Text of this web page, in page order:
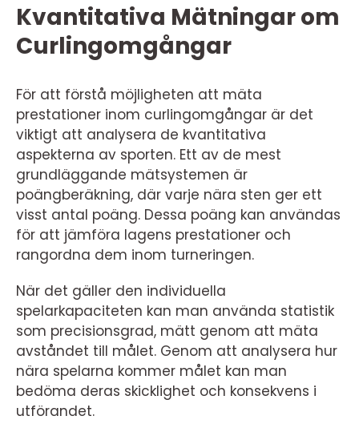
Kvantitativa Mätningar om
Curlingomgångar
För att förstå möjligheten att mäta
prestationer inom curlingomgångar är det
viktigt att analysera de kvantitativa
aspekterna av sporten. Ett av de mest
grundläggande mätsystemen är
poängberäkning, där varje nära sten ger ett
visst antal poäng. Dessa poäng kan användas
för att jämföra lagens prestationer och
rangordna dem inom turneringen.
När det gäller den individuella
spelarkapaciteten kan man använda statistik
som precisionsgrad, mätt genom att mäta
avståndet till målet. Genom att analysera hur
nära spelarna kommer målet kan man
bedöma deras skicklighet och konsekvens i
utförandet.